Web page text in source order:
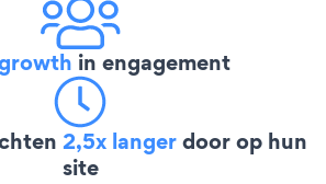
in engagement
2,5x langerdoor op hun
site